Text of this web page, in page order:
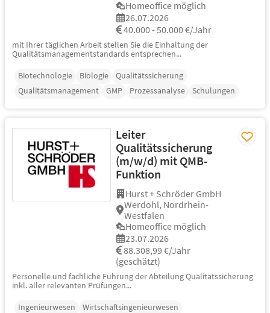
Homeoffice möglich
26.07.2026
40.000 - 50.000 €/Jahr
mit Ihrer täglichen Arbeit stellen Sie die Einhaltung der
Qualitätsmanagementstandards entsprechen...
Biotechnologie
Biologie
Qualitätssicherung
Qualitätsmanagement
GMP Prozessanalyse Schulungen
Leiter
Qualitätssicherung
(m/w/d) mit QMB-
Funktion
Hurst + Schröder GmbH
Werdohl, Nordrhein-
Westfalen
Homeoffice möglich
23.07.2026
88.308,99 €/Jahr
(geschätzt)
Personelle und fachliche Führung der Abteilung Qualitätssicherung
inkl. aller relevanten Prüfungen...
Ingenieurwesen
Wirtschaftsingenieurwesen